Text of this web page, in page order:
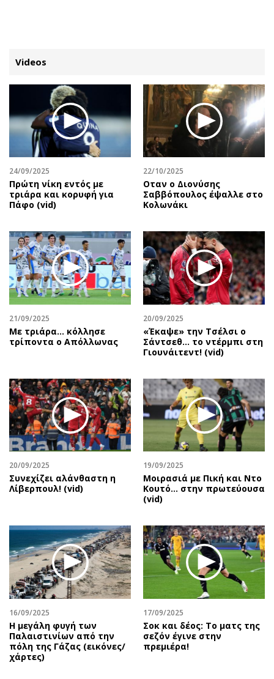
ΚΑΤΗΓΟΡΙΕΣ ΣΥΝΔΕΣΗ
Κύπρος
Παιδεία
Υγεία
Πολιτική
Βουλευτικές 2026
Προεδρικές 2023
Δημοσκοπήσεις
Διπλωματία
Αθλητισμός
Κύπρος
Ελλάδα
Διεθνή
Οικονομία
Real Estate
Επιχειρήσεις
Αγορές
Money Review
AstroBank Properties
Ναυτιλία
Περιβάλλον
Ελλάδα
Κόσμος
Πολιτισμός
Σινεμά
Θέατρο-Χορός
Απόψεις
Αρθρογραφία
The Hill
Υγεία
Αγγελίες
Πωλούνται
Ζητούν εργασία
Θέσεις εργασίας
Geek
Νέα
Κινητά-tablets
Social
Αυτοκίνηση
Πολιτική
Οικονομία
Γενικά
Αναδρομές
Πρόσωπα
Περιβάλλον
Good Life
Showbiz
Ταξίδια
Συνταγές
Εκπομπές
Wine routes
Videos
24/09/2025
Πρώτη νίκη εντός με
τριάρα και κορυφή για
Πάφο (vid)
22/10/2025
Οταν ο Διονύσης
Σαββόπουλος έψαλλε στο
Κολωνάκι
21/09/2025
Με τριάρα... κόλλησε
τρίποντα ο Απόλλωνας
20/09/2025
«Έκαψε» την Τσέλσι ο
Σάντσεθ... το ντέρμπι στη
Γιουνάιτεντ! (vid)
20/09/2025
Συνεχίζει αλάνθαστη η
Λίβερπουλ! (vid)
19/09/2025
Μοιρασιά με Πική και Ντο
Κουτό… στην πρωτεύουσα
(vid)
16/09/2025
Η μεγάλη φυγή των
Παλαιστινίων από την
πόλη της Γάζας (εικόνες/
χάρτες)
17/09/2025
Σοκ και δέος: Το ματς της
σεζόν έγινε στην
πρεμιέρα!